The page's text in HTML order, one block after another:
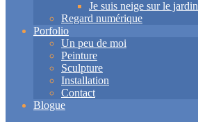
Je suis neige sur le jardin
Regard numérique
Porfolio
Un peu de moi
Peinture
Sculpture
Installation
Contact
Blogue